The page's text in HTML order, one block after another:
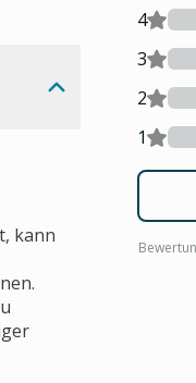
kann
4
3
2
1